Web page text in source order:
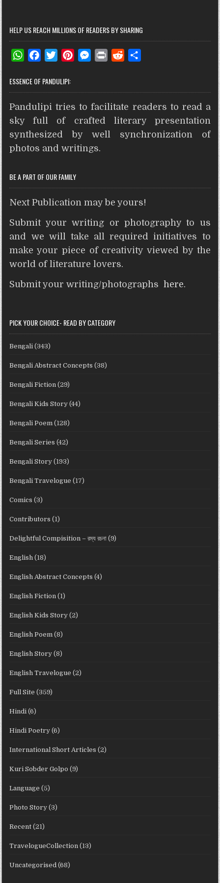
HELP US REACH MILLIONS OF READERS BY SHARING
W
a
t
s
A
p
p
c
e
b
o
o
k
T
i
t
t
e
r
t
e
r
e
s
M
s
e
n
g
e
n
t
d
i
t
r
e
ESSENCE OF PANDULIPI:
Pandulipi tries to facilitate readers to read a
sky full of crafted literary presentation
synthesized by well synchronization of
photos and writings.
BE A PART OF OUR FAMILY
Next Publication may be yours!
Submit your writing or photography to us
and we will take all required initiatives to
make your piece of creativity viewed by the
world of literature lovers.
Submit your writing/photographshere.
PICK YOUR CHOICE- READ BY CATEGORY
Bengali (343)
Bengali Abstract Concepts (38)
Bengali Fiction (29)
Bengali Kids Story (44)
Bengali Poem (128)
Bengali Series (42)
Bengali Story (193)
Bengali Travelogue (17)
Comics (3)
Contributors (1)
Delightful Compisition – রম্য রচনা (9)
English (18)
English Abstract Concepts (4)
English Fiction (1)
English Kids Story (2)
English Poem (8)
English Story (8)
English Travelogue (2)
Full Site (359)
Hindi (6)
Hindi Poetry (6)
International Short Articles (2)
Kuri Sobder Golpo (9)
Language (5)
Photo Story (3)
Recent (21)
TravelogueCollection (13)
Uncategorised (68)